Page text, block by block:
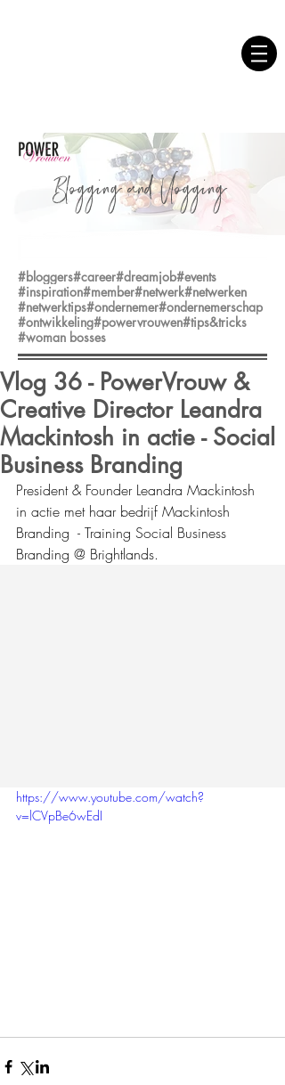
Blogging and Vlogging
#bloggers#career#dreamjob#events
#inspiration#member#netwerk#netwerken
#netwerktips#ondernemer#ondernemerschap
#ontwikkeling#powervrouwen#tips&tricks
#woman bosses
Vlog 36 - PowerVrouw &
Creative Director Leandra
Mackintosh in actie - Social
Business Branding
President & Founder Leandra Mackintosh
in actie met haar bedrijf Mackintosh
Branding  - Training Social Business
Branding @ Brightlands.
https://www.youtube.com/watch?
v=lCVpBe6wEdI